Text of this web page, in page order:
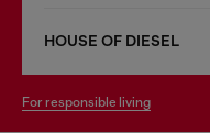
HOUSE OF DIESEL
for responsible living